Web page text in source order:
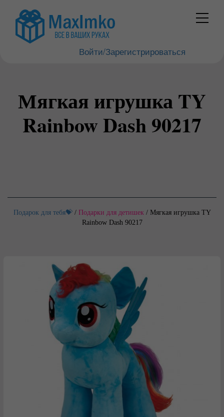
Войти/Зарегистрироваться
Мягкая игрушка TY
Rainbow Dash 90217
Подарок для тебя💝/ Подарки для детишек/ Мягкая игрушка TY
Rainbow Dash 90217